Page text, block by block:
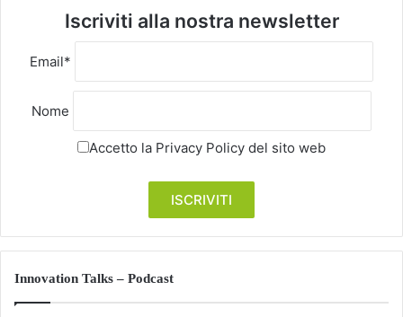
Iscriviti alla nostra newsletter
Email*
Nome
Accetto la Privacy Policy del sito web
Innovation Talks – Podcast